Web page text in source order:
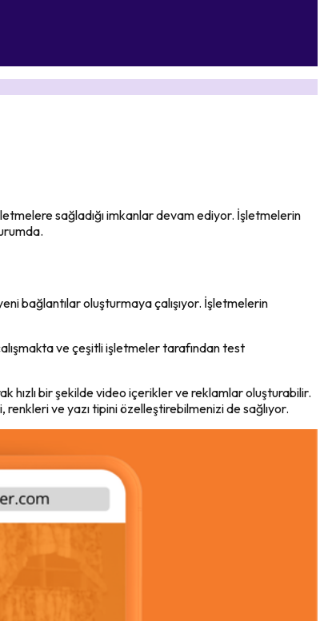
sağladığı imkanlar devam ediyor. İşletmelerin
bağlantılar oluşturmaya çalışıyor. İşletmelerin
ve çeşitli işletmeler tarafından test
hızlı bir şekilde video içerikler ve reklamlar oluşturabilir.
ve yazı tipini özelleştirebilmenizi de sağlıyor.